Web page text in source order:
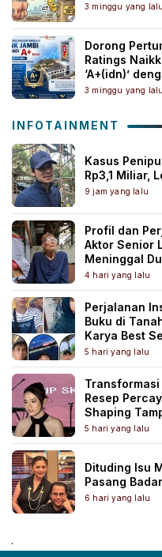
3 minggu yang lalu
Dorong
Ratings
‘A+(idn)’
3 minggu yang lalu
INFOTAINMENT
Kasus
Rp3,1 Miliar,
9 jam yang lalu
Profil dan
Aktor Senior
Meninggal
4 hari yang lalu
Perjalanan
Buku di
Karya Best
5 hari yang lalu
Resep
Shaping
5 hari yang lalu
Dituding Isu
Pasang
6 hari yang lalu
.